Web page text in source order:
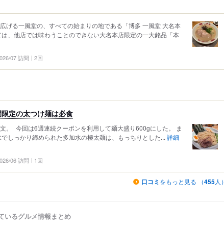
げる一風堂の、すべての始まりの地である「博多 一風堂 大名本
、他店では味わうことのできない大名本店限定の一大銘品「本
07 訪問 2回
定の太つけ麺は必食
。 今回は6週連続クーポンを利用して麺大盛り600gにした。 ま
しっかり締められた多加水の極太麺は、もっちりとした... 詳細
06 訪問 1回
口コミ をもっと見る （455人）
いるグルメ情報まとめ